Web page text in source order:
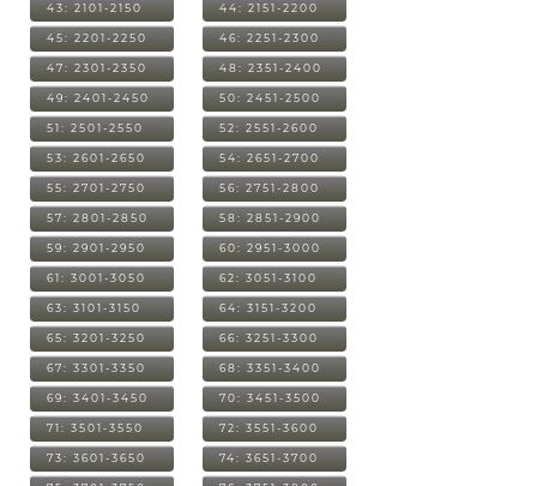
43: 2101-2150 44: 2151-2200
45: 2201-2250 46: 2251-2300
47: 2301-2350 48: 2351-2400
49: 2401-2450 50: 2451-2500
51: 2501-2550 52: 2551-2600
53: 2601-2650 54: 2651-2700
55: 2701-2750 56: 2751-2800
57: 2801-2850 58: 2851-2900
59: 2901-2950 60: 2951-3000
61: 3001-3050 62: 3051-3100
63: 3101-3150 64: 3151-3200
65: 3201-3250 66: 3251-3300
67: 3301-3350 68: 3351-3400
69: 3401-3450 70: 3451-3500
71: 3501-3550 72: 3551-3600
73: 3601-3650 74: 3651-3700